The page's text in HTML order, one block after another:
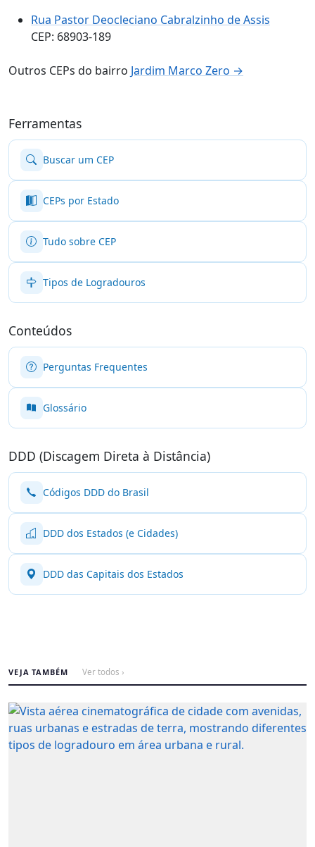
Rua Pastor Deocleciano Cabralzinho de Assis
CEP: 68903-189
Outros CEPs do bairro Jardim Marco Zero →
Ferramentas
Buscar um CEP
CEPs por Estado
Tudo sobre CEP
Tipos de Logradouros
Conteúdos
Perguntas Frequentes
Glossário
DDD (Discagem Direta à Distância)
Códigos DDD do Brasil
DDD dos Estados (e Cidades)
DDD das Capitais dos Estados
VEJA TAMBÉM Ver todos ›